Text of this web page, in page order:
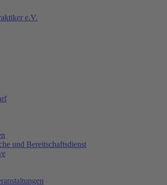
und Bereitschaftsdienst